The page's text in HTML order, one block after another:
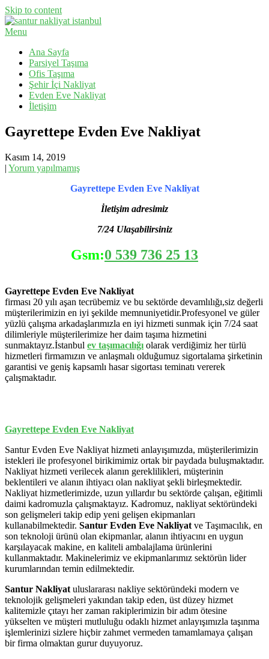
Skip to content
Santur Nakliyat
Menu
Ana Sayfa
Parsiyel Taşıma
Ofis Taşıma
Şehir İçi Nakliyat
Evden Eve Nakliyat
İletişim
Gayrettepe Evden Eve Nakliyat
Kasım 14, 2019
| Yorum yapılmamış
Gayrettepe Evden Eve Nakliyat
İletişim adresimiz
7/24 Ulaşabilirsiniz
Gsm:0 539 736 25 13
Gayrettepe Evden Eve Nakliyat
firması 20 yılı aşan tecrübemiz ve bu sektörde devamlılığı,siz değerli
müşterilerimizin en iyi şekilde memnuniyetidir.Profesyonel ve güler
yüzlü çalışma arkadaşlarımızla en iyi hizmeti sunmak için 7/24 saat
dilimleriyle müşterilerimize her daim taşıma hizmetini
sunmaktayız.İstanbul ev taşımacılığı olarak verdiğimiz her türlü
hizmetleri firmamızın ve anlaşmalı olduğumuz sigortalama şirketinin
garantisi ve geniş kapsamlı hasar sigortası teminatı vererek
çalışmaktadır.
Gayrettepe Evden Eve Nakliyat
Santur Evden Eve Nakliyat hizmeti anlayışımızda, müşterilerimizin
istekleri ile profesyonel birikimimiz ortak bir paydada buluşmaktadır.
Nakliyat hizmeti verilecek alanın gereklilikleri, müşterinin
beklentileri ve alanın ihtiyacı olan nakliyat şekli birleşmektedir.
Nakliyat hizmetlerimizde, uzun yıllardır bu sektörde çalışan, eğitimli
daimi kadromuzla çalışmaktayız. Kadromuz, nakliyat sektöründeki
son gelişmeleri takip edip yeni gelişen ekipmanları
kullanabilmektedir. Santur Evden Eve Nakliyat ve Taşımacılık, en
son teknoloji ürünü olan ekipmanlar, alanın ihtiyacını en uygun
karşılayacak makine, en kaliteli ambalajlama ürünlerini
kullanmaktadır. Makinelerimiz ve ekipmanlarımız sektörün lider
kurumlarından temin edilmektedir.
Santur Nakliyat uluslararası nakliye sektöründeki modern ve
teknolojik gelişmeleri yakından takip eden, üst düzey hizmet
kalitemizle çıtayı her zaman rakiplerimizin bir adım ötesine
yükselten ve müşteri mutluluğu odaklı hizmet anlayışımızla taşınma
işlemlerinizi sizlere hiçbir zahmet vermeden tamamlamaya çalışan
bir firma olmaktan gurur duyuyoruz.